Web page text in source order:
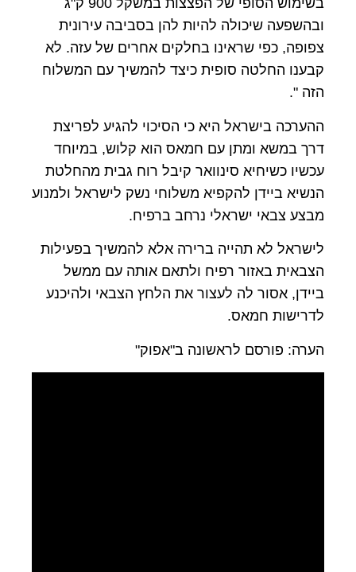
בשימוש הסופי של הפצצות במשקל 900 ק"ג
ובהשפעה שיכולה להיות להן בסביבה עירונית
צפופה, כפי שראינו בחלקים אחרים של עזה. לא
קבענו החלטה סופית כיצד להמשיך עם המשלוח
הזה ".
ההערכה בישראל היא כי הסיכוי להגיע לפריצת
דרך במשא ומתן עם חמאס הוא קלוש, במיוחד
עכשיו כשיחיא סינוואר קיבל רוח גבית מהחלטת
הנשיא ביידן להקפיא משלוחי נשק לישראל ולמנוע
מבצע צבאי ישראלי נרחב ברפיח.
לישראל לא תהייה ברירה אלא להמשיך בפעילות
הצבאית באזור רפיח ולתאם אותה עם ממשל
ביידן, אסור לה לעצור את הלחץ הצבאי ולהיכנע
לדרישות חמאס.
הערה: פורסם לראשונה ב"אפוק"